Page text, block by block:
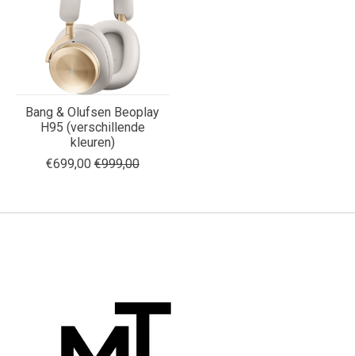
Bang & Olufsen Beoplay
H95 (verschillende
kleuren)
€699,00 €999,00